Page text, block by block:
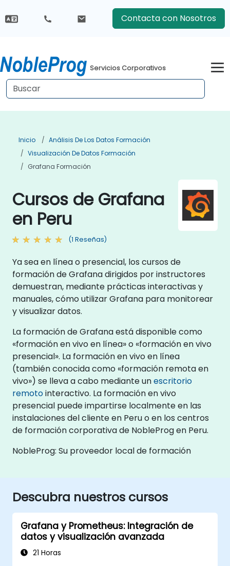
Contacta con Nosotros
Servicios Corporativos
Inicio
Análisis De Los Datos Formación
Visualización De Datos Formación
Grafana Formación
Cursos de Grafana
en Peru
(1 Reseñas)
Ya sea en línea o presencial, los cursos de
formación de Grafana dirigidos por instructores
demuestran, mediante prácticas interactivas y
manuales, cómo utilizar Grafana para monitorear
y visualizar datos.
La formación de Grafana está disponible como
«formación en vivo en línea» o «formación en vivo
presencial». La formación en vivo en línea
(también conocida como «formación remota en
vivo») se lleva a cabo mediante unescritorio
remotointeractivo. La formación en vivo
presencial puede impartirse localmente en las
instalaciones del cliente en Peru o en los centros
de formación corporativa de NobleProg en Peru.
NobleProg: Su proveedor local de formación
Descubra nuestros cursos
Grafana y Prometheus: Integración de
datos y visualización avanzada
21 Horas